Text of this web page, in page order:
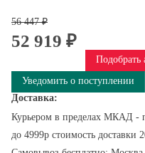
56 447 ₽
52 919 ₽
Подобрать
Уведомить о поступлении
Доставка:
Курьером в пределах МКАД -
до 4999р стоимость доставки